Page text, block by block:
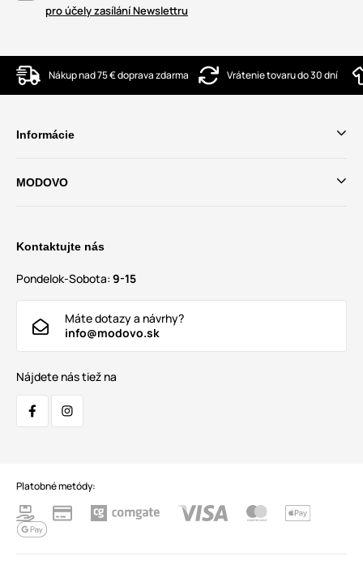
pro účely zasílání Newslettru
Nákup nad 75 € doprava zdarma Vrátenie tovaru do 30 dní
Informácie
MODOVO
Kontaktujte nás
Pondelok-Sobota: 9-15
Máte dotazy a návrhy?
info@modovo.sk
Nájdete nás tiež na
Platobné metódy: